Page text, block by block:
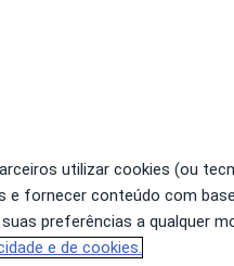
online não está
disponível
utilizar cookies (ou
e fornecer conteúdo com
preferências a qualquer
e de cookies.